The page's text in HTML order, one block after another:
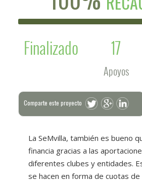
Finalizado
17
Apoyos
Comparte este proyecto
La SeMvilla, también es bueno
financia gracias a las
diferentes clubes y entidades.
se hacen en forma de cuotas de